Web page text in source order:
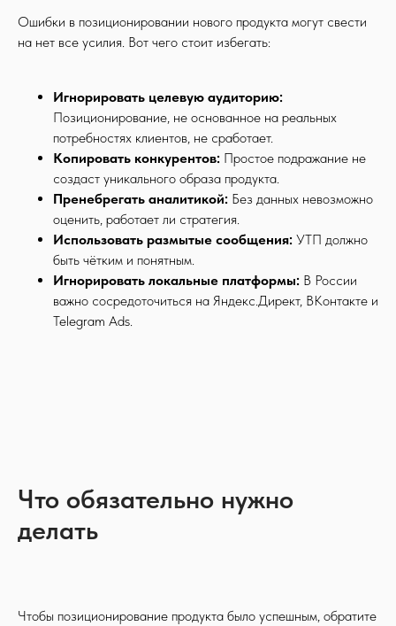
Ошибки в позиционировании нового продукта могут свести
на нет все усилия. Вот чего стоит избегать:
Игнорировать целевую аудиторию:
Позиционирование, не основанное на реальных
потребностях клиентов, не сработает.
Копировать конкурентов: Простое подражание не
создаст уникального образа продукта.
Пренебрегать аналитикой: Без данных невозможно
оценить, работает ли стратегия.
Использовать размытые сообщения: УТП должно
быть чётким и понятным.
Игнорировать локальные платформы: В России
важно сосредоточиться на Яндекс.Директ, ВКонтакте и
Telegram Ads.
Что обязательно нужно
делать
Чтобы позиционирование продукта было успешным, обратите